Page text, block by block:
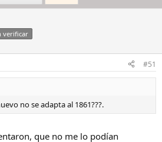
verificar
#51
no se adapta al 1861???.
que no me lo podían